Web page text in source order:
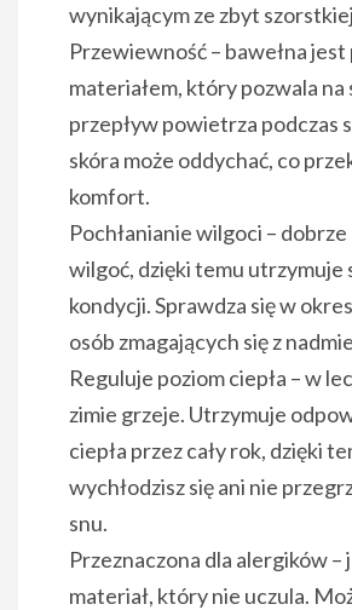
wynikającym ze zbyt
Przewiewność – bawełna
materiałem, który pozwala
przepływ powietrza podczas
skóra może oddychać, co
komfort.
Pochłanianie wilgoci –
wilgoć, dzięki temu utrzymuje
kondycji. Sprawdza się w
osób zmagających się z
Reguluje poziom ciepła – w
zimie grzeje. Utrzymuje
ciepła przez cały rok, dzięki
wychłodzisz się ani nie
snu.
Przeznaczona dla alergików
materiał, który nie uczula.